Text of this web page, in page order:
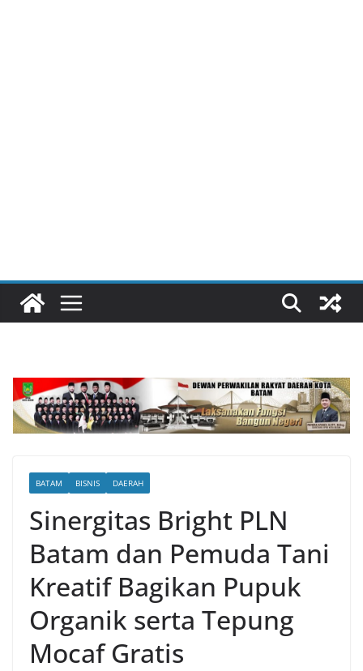
BATAM BISNIS DAERAH
Sinergitas Bright PLN
Batam dan Pemuda Tani
Kreatif Bagikan Pupuk
Organik serta Tepung
Mocaf Gratis